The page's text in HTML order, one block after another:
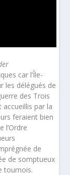
car l’Île-
les délégués de
des Trois
accueillis par la
feraient bien
l’Ordre
de
de somptueux
tournois.